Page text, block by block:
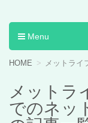
Menu
コンテンツへ移
HOME
メットラ
でのネッ